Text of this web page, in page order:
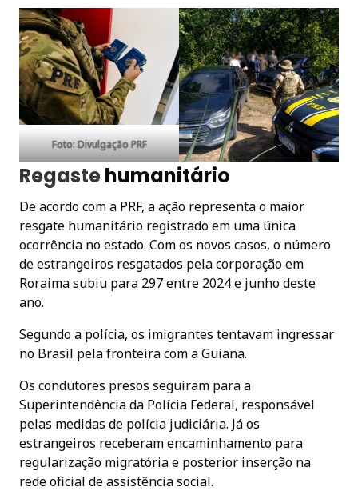
Foto: Divulgação PRF
Regastehumanitário
De acordo com a PRF, a ação representa o maior
resgate humanitário registrado em uma única
ocorrência no estado. Com os novos casos, o número
de estrangeiros resgatados pela corporação em
Roraima subiu para 297 entre 2024 e junho deste
ano.
Segundo a polícia, os imigrantes tentavam ingressar
no Brasil pela fronteira com a Guiana.
Os condutores presos seguiram para a
Superintendência da Polícia Federal, responsável
pelas medidas de polícia judiciária. Já os
estrangeiros receberam encaminhamento para
regularização migratória e posterior inserção na
rede oficial de assistência social.